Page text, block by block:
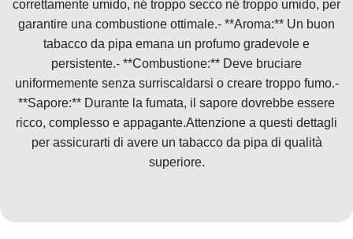
correttamente umido, né troppo secco né troppo umido, per
garantire una combustione ottimale.- **Aroma:** Un buon
tabacco da pipa emana un profumo gradevole e
persistente.- **Combustione:** Deve bruciare
uniformemente senza surriscaldarsi o creare troppo fumo.-
**Sapore:** Durante la fumata, il sapore dovrebbe essere
ricco, complesso e appagante.Attenzione a questi dettagli
per assicurarti di avere un tabacco da pipa di qualità
superiore.